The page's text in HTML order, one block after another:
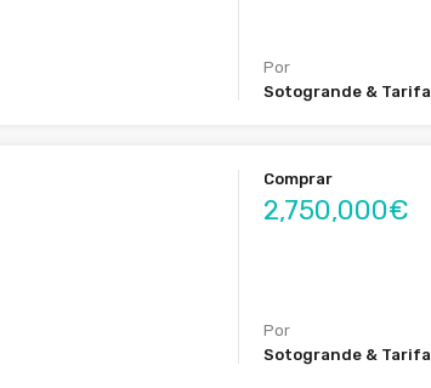
Por
Sotogrande & Tarifa
Comprar
2,750,000€
Por
Sotogrande & Tarifa